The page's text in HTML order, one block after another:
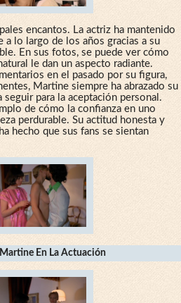
encantos. La actriz ha mantenido
a lo largo de los años gracias a su
En sus fotos, se puede ver cómo
le dan un aspecto radiante.
en el pasado por su figura,
Martine siempre ha abrazado su
para la aceptación personal.
de cómo la confianza en uno
perdurable. Su actitud honesta y
hecho que sus fans se sientan
Martine En La Actuación